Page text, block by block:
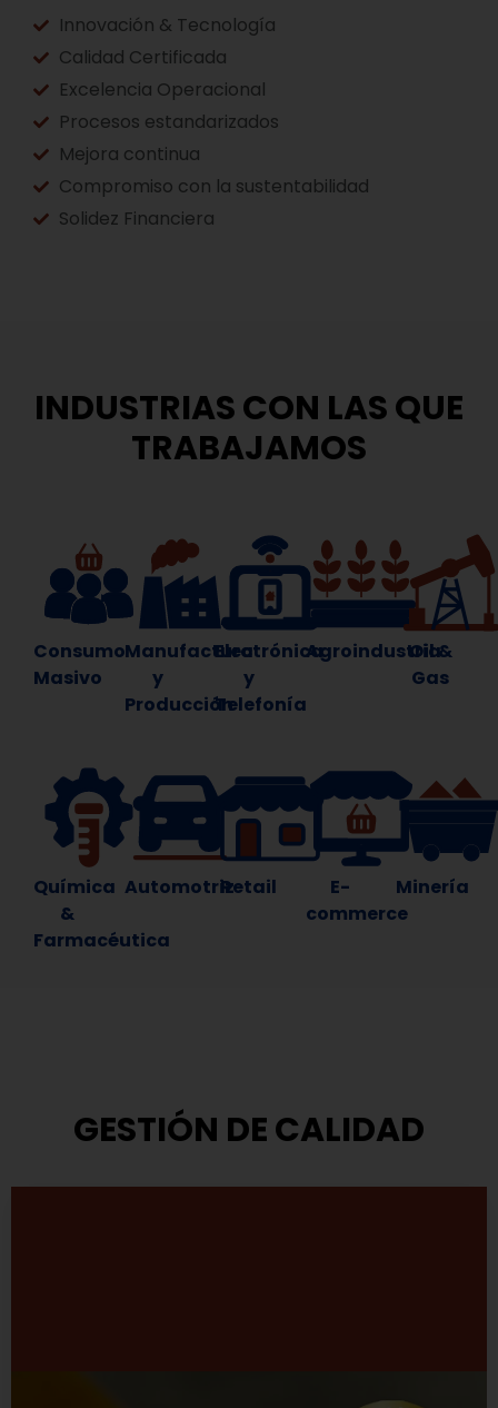
Innovación & Tecnología
Calidad Certificada
Excelencia Operacional
Procesos estandarizados
Mejora continua
Compromiso con la sustentabilidad
Solidez Financiera
INDUSTRIAS CON LAS QUE
TRABAJAMOS
Consumo
Masivo
Manufactura
y
Producción
Electrónica
y
Telefonía
Agroindustria
Oil &
Gas
Química
&
Farmacéutica
AutomotrizRetail
E-
commerce
Minería
GESTIÓN DE CALIDAD